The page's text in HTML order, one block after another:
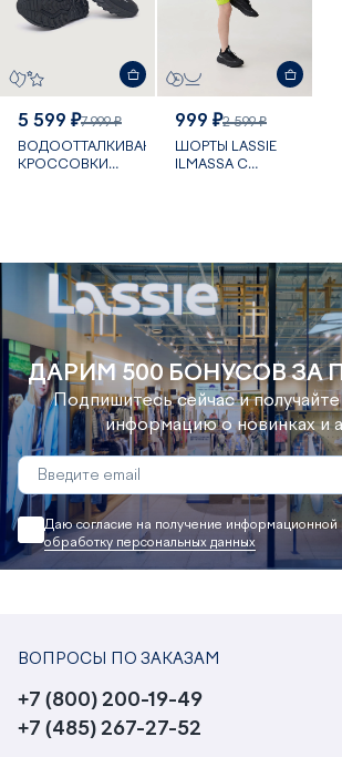
5 599 ₽7 999 ₽
ВОДООТТАЛКИВАЮЩИЕ
КРОССОВКИ
999 ₽2 599 ₽
ШОРТЫ LASSIE
ILMASSA С
ДАРИМ 500 БОНУСОВ ЗА
Подпишитесь сейчас и
информацию о новинках и
Даю согласие на получение информационной
обработку персональных данных
ВОПРОСЫ ПО ЗАКАЗАМ
+7 (800) 200-19-49
+7 (485) 267-27-52